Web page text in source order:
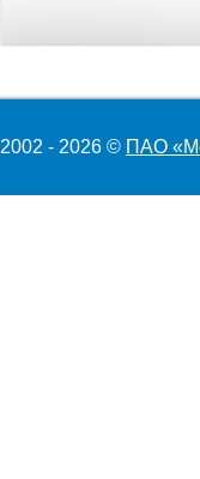
2002 - 2026 © ПАО